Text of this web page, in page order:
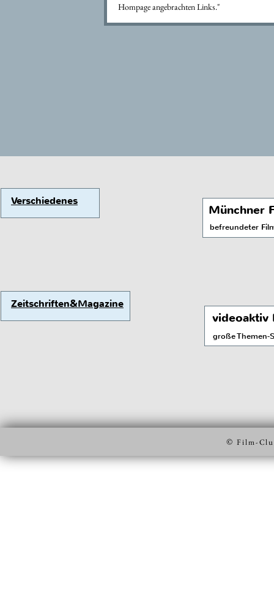
Hompage angebrachten Links."
Verschiedenes
Münchner
befreundeter
Zeitschriften&Magazine
videoaktiv
große Themen-
© Film-